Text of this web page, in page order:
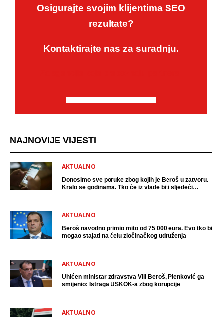
Osigurajte svojim klijentima SEO
rezultate?
Kontaktirajte nas za suradnju.
NAJNOVIJE VIJESTI
AKTUALNO
Donosimo sve poruke zbog kojih je Beroš u zatvoru.
Kralo se godinama. Tko će iz vlade biti sljedeći
AKTUALNO
Beroš navodno primio mito od 75 000 eura. Evo tko bi
mogao stajati na čelu zločinačkog udruženja
AKTUALNO
Uhićen ministar zdravstva Vili Beroš, Plenković ga
smijenio: Istraga USKOK-a zbog korupcije
AKTUALNO